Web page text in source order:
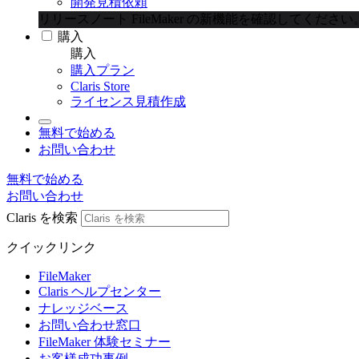
リリースノート
FileMaker の新機能を確認してください。
購入
購入
購入プラン
Claris Store
ライセンス見積作成
無料で始める
お問い合わせ
無料で始める
お問い合わせ
Claris を検索
クイックリンク
FileMaker
Claris ヘルプセンター
ナレッジベース
お問い合わせ窓口
FileMaker 体験セミナー